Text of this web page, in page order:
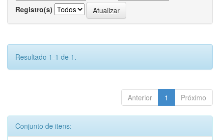
Registro(s)
Resultado 1-1 de 1.
Anterior 1 Próximo
Conjunto de itens: